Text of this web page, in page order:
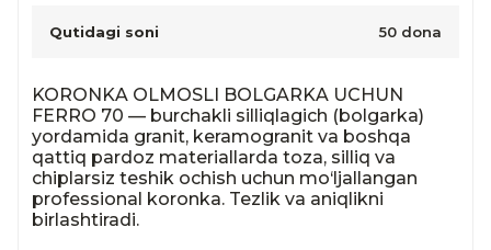
Qutidagi soni 50 dona
KORONKA OLMOSLI BOLGARKA UCHUN
FERRO 70 — burchakli silliqlagich (bolgarka)
yordamida granit, keramogranit va boshqa
qattiq pardoz materiallarda toza, silliq va
chiplarsiz teshik ochish uchun mo‘ljallangan
professional koronka. Tezlik va aniqlikni
birlashtiradi.